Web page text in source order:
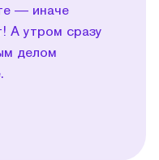
— иначе
А утром сразу
делом